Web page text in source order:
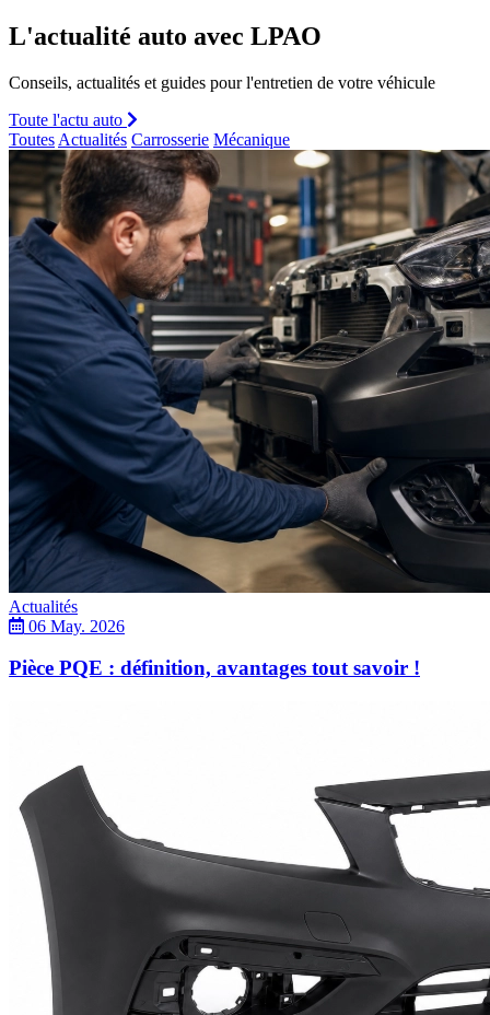
L'actualité auto avec LPAO
Conseils, actualités et guides pour l'entretien de votre véhicule
Toute l'actu auto
Toutes Actualités Carrosserie Mécanique
Actualités
06 May. 2026
Pièce PQE : définition, avantages tout savoir !